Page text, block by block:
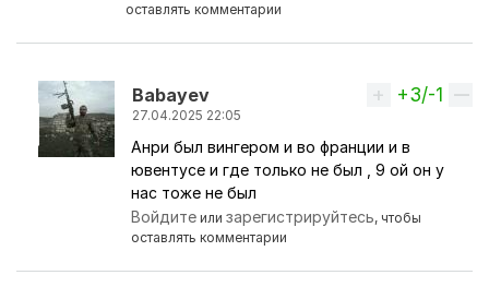
оставлять комментарии
Babayev
27.04.2025 22:05
Ответ на комментарий пользователя
Вверх
+3/-1
Анри был вингером и во франции и в
ювентусе и где только не был , 9 ой он у
нас тоже не был
Войдите илизарегистрируйтесь, чтобы
оставлять комментарии